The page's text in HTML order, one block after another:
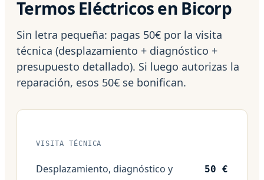
Termos Eléctricos en Bicorp
Sin letra pequeña: pagas 50€ por la visita
técnica (desplazamiento + diagnóstico +
presupuesto detallado). Si luego autorizas la
reparación, esos 50€ se bonifican.
VISITA TÉCNICA
Desplazamiento, diagnóstico y
50 €